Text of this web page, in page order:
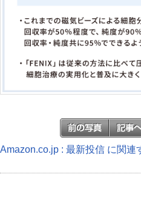
Amazon.co.jp : 最新投信 に関連